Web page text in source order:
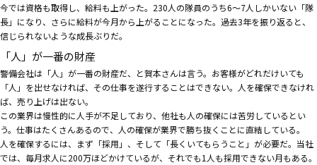
今では資格も取得し、給料も上がった。230人の隊員のうち6～7人しかいない「隊
長」になり、さらに給料が今月から上がることになった。過去3年を振り返ると、
信じられないような成長ぶりだ。
「人」が一番の財産
警備会社は「人」が一番の財産だ、と賀本さんは言う。お客様がどれだけいても
「人」を出せなければ、その仕事を遂行することはできない。人を確保できなけれ
ば、売り上げは出ない。
この業界は慢性的に人手が不足しており、他社も人の確保には苦労しているとい
う。仕事はたくさんあるので、人の確保が業界で勝ち抜くことに直結している。
人を確保するには、まず「採用」、そして「長くいてもらうこと」が必要だ。当社
では、毎月求人に200万ほどかけているが、それでも1人も採用できない月もある。